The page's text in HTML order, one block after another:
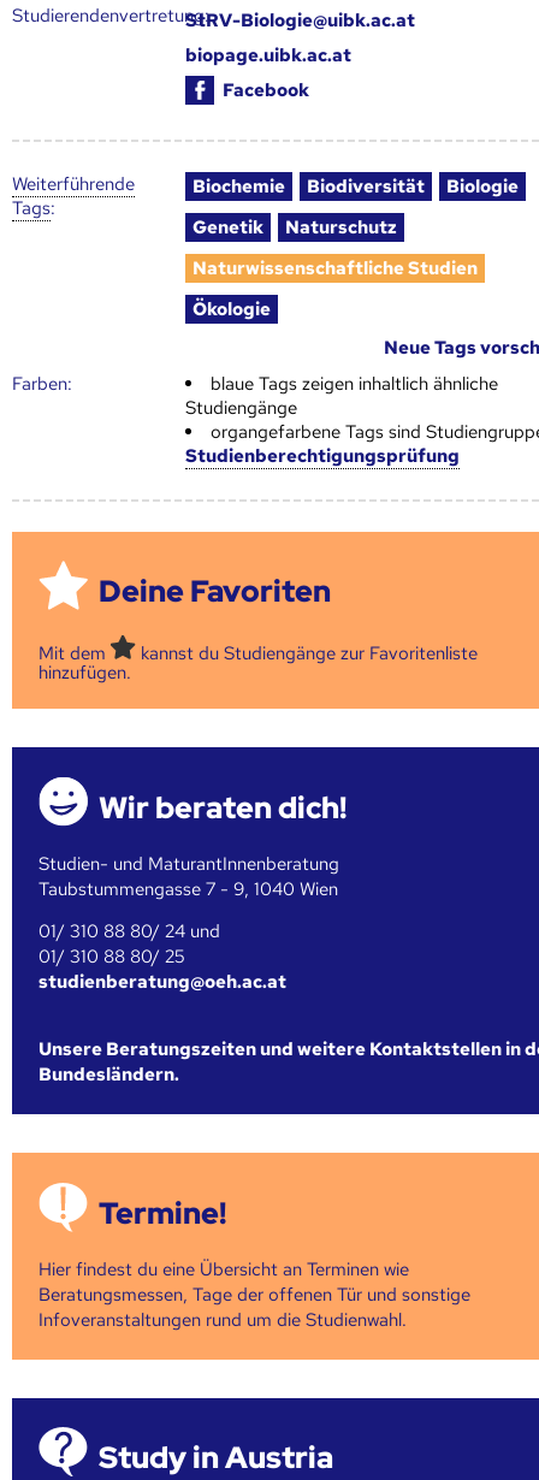
Studierendenvertretung:StRV-Biologie@uibk.ac.at
biopage.uibk.ac.at
Facebook
Weiter­führende
Tags:
Biochemie Biodiversität
Biologie
Genetik
Naturschutz
Naturwissenschaftliche Studien
Ökologie
Neue Tags
Farben:
blaue Tags zeigen inhaltlich ähnliche
Studiengänge
organgefarbene Tags sind
Studienberechtigungsprüfung
Deine Favoriten
Mit dem
kannst du Studiengänge zur Favoritenliste
hinzufügen.
Wir beraten dich!
Studien- und MaturantInnenberatung
Taubstummengasse 7 - 9, 1040 Wien
01/ 310 88 80/ 24 und
01/ 310 88 80/ 25
studienberatung@oeh.ac.at
Unsere Beratungszeiten und weitere Kontaktstellen in
Bundesländern.
Termine!
Hier findest du eine Übersicht an Terminen wie
Beratungsmessen, Tage der offenen Tür und sonstige
Infoveranstaltungen rund um die Studienwahl.
Study in Austria